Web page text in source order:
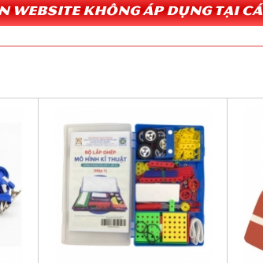
website không áp dụng tại